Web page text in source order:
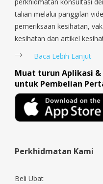
perkhidmatan konsultasi
talian melalui panggilan
pemeriksaan kesihatan,
kesihatan dan artikel
Baca Lebih Lanjut
Muat turun Aplikasi &
untuk Pembelian
Perkhidmatan Kami
Beli Ubat